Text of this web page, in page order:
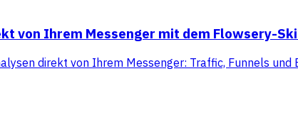
von Ihrem Messenger mit dem Flowsery-
direkt von Ihrem Messenger: Traffic, Funnels und